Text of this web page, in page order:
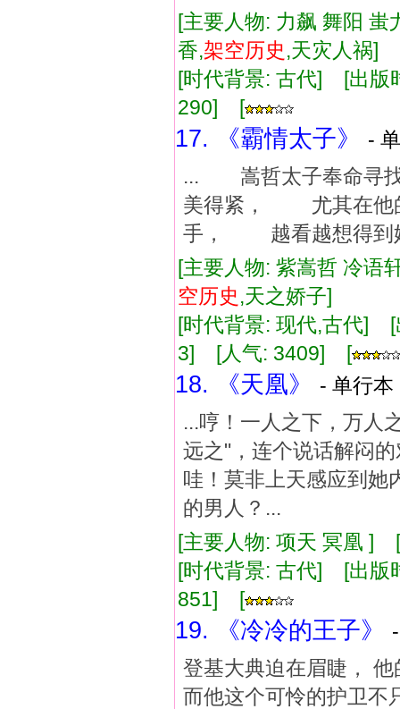
[主要人物: 力飙 舞阳
香,架空历史,天灾人祸]
[时代背景: 古代] [出
290] [
17. 《霸情太子》
-
... 嵩哲太子奉命寻
美得紧， 尤其在他
手， 越看越想得到
[主要人物: 紫嵩哲 冷
空历史,天之娇子]
[时代背景: 现代,古代]
3] [人气: 3409] [
18. 《天凰》
- 单行
...哼！一人之下，万人
远之"，连个说话解闷
哇！莫非上天感应到她
的男人？...
[主要人物: 项天 冥凰 ]
[时代背景: 古代] [出
851] [
19. 《冷冷的王子》
登基大典迫在眉睫，
而他这个可怜的护卫不